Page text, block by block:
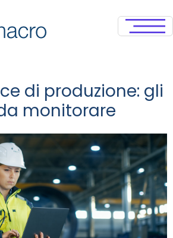
di produzione: gli
monitorare